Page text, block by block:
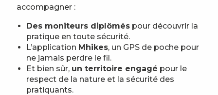
accompagner :
Des moniteurs diplômés pour découvrir la
pratique en toute sécurité.
L’application Mhikes, un GPS de poche pour
ne jamais perdre le fil.
Et bien sûr, un territoire engagé pour le
respect de la nature et la sécurité des
pratiquants.